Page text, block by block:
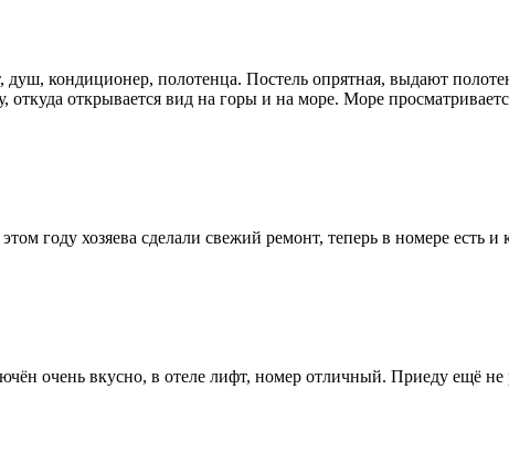
кондиционер, полотенца. Постель опрятная, выдают
откуда открывается вид на горы и на море. Море
году хозяева сделали свежий ремонт, теперь в номере
очень вкусно, в отеле лифт, номер отличный. Приеду ещё не